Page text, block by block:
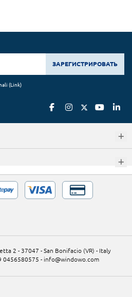
ЗАРЕГИСТРИРОВАТЬ
(Link)
2 - 37047 - San Bonifacio (VR) - Italy
0456580575 - info@windowo.com